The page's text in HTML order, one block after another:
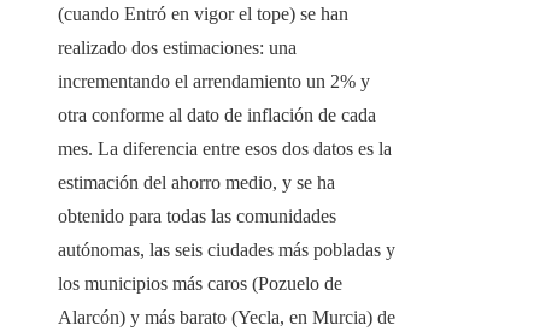
(cuando Entró en vigor el tope) se han
realizado dos estimaciones: una
incrementando el arrendamiento un 2% y
otra conforme al dato de inflación de cada
mes. La diferencia entre esos dos datos es la
estimación del ahorro medio, y se ha
obtenido para todas las comunidades
autónomas, las seis ciudades más pobladas y
los municipios más caros (Pozuelo de
Alarcón) y más barato (Yecla, en Murcia) de